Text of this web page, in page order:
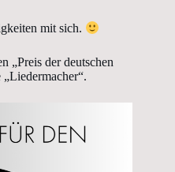
mit sich.
„Preis der deutschen